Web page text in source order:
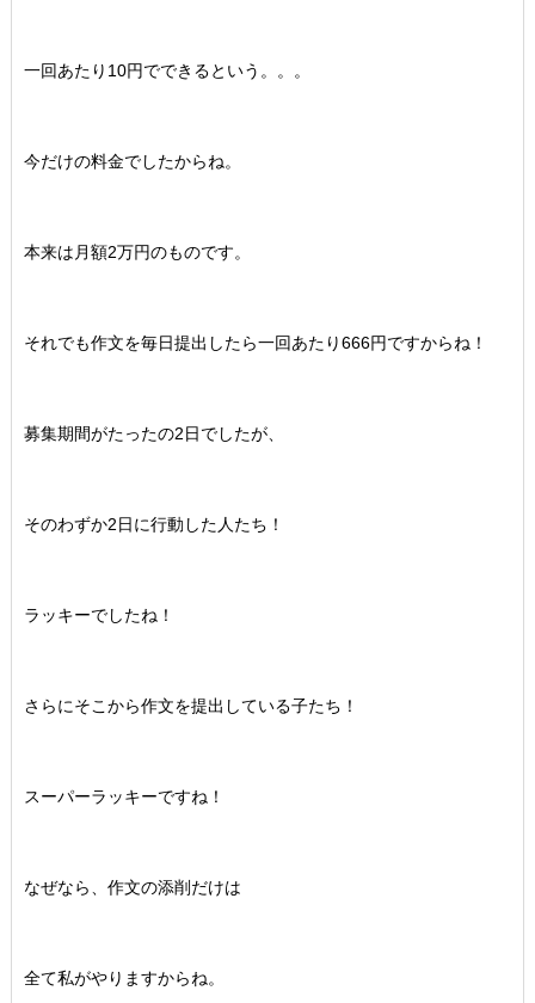
一回あたり10円でできるという。。。
今だけの料金でしたからね。
本来は月額2万円のものです。
それでも作文を毎日提出したら一回あたり666円ですからね！
募集期間がたったの2日でしたが、
そのわずか2日に行動した人たち！
ラッキーでしたね！
さらにそこから作文を提出している子たち！
スーパーラッキーですね！
なぜなら、作文の添削だけは
全て私がやりますからね。